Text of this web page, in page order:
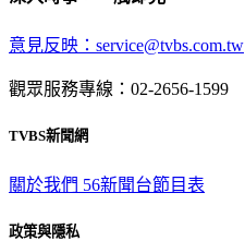
意見反映：service@tvbs.com.tw
觀眾服務專線：02-2656-1599
TVBS新聞網
關於我們 56新聞台節目表
政策與隱私